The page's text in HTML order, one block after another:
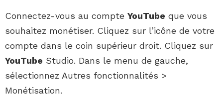
Connectez-vous au compte YouTube que vous
souhaitez monétiser. Cliquez sur l’icône de votre
compte dans le coin supérieur droit. Cliquez sur
YouTube Studio. Dans le menu de gauche,
sélectionnez Autres fonctionnalités >
Monétisation.